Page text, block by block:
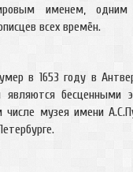
именем, одним
всех времён.
в 1653 году в
бесценными
числе музея имени